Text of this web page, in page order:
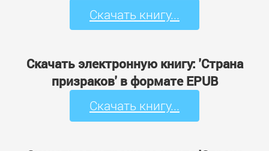
Скачать книгу...
Скачать электронную книгу: 'Страна
призраков' в формате EPUB
Скачать книгу...